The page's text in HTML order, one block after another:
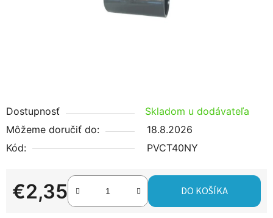
Dostupnosť
Skladom u dodávateľa
Môžeme doručiť do:
18.8.2026
Kód:
PVCT40NY
€2,35
Jednotková cena:
DO KOŠÍKA